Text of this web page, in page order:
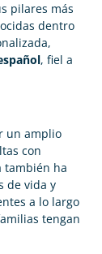
pilares más
dentro
, fiel a
un amplio
con
también ha
de vida y
a lo largo
tengan